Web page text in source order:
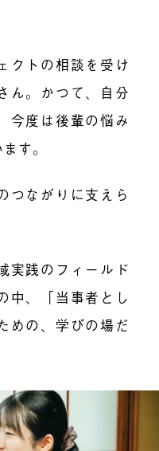
クトの相談を受け
ん。かつて、自分
今度は後輩の悩み
す。
つながりに支えら
実践のフィールド
中、「当事者とし
めの、学びの場だ